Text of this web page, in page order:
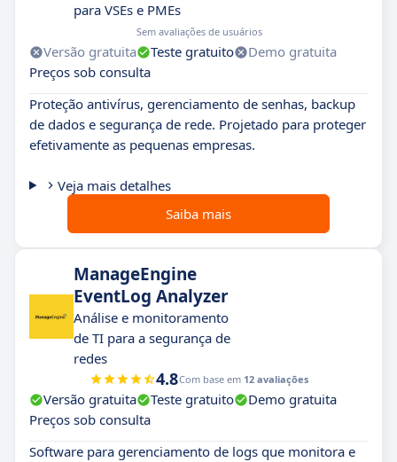
para VSEs e PMEs
Sem avaliações de usuários
Versão gratuita Teste gratuito
Demo gratuita
Preços sob consulta
Proteção antivírus, gerenciamento de senhas, backup
de dados e segurança de rede. Projetado para proteger
efetivamente as pequenas empresas.
Veja mais detalhes
Saiba mais
ManageEngine
EventLog Analyzer
Análise e monitoramento
de TI para a segurança de
redes
4.8Com base em 12 avaliações
Versão gratuita Teste gratuito
Demo gratuita
Preços sob consulta
Software para gerenciamento de logs que monitora e